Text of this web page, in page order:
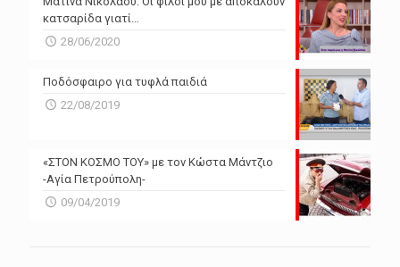
κατσαρίδα γιατί…
28/06/2020
Ποδόσφαιρο για τυφλά παιδιά
22/08/2019
«ΣΤΟΝ ΚΟΣΜΟ ΤΟΥ» με τον Κώστα Μάντζιο
-Αγία Πετρούπολη-
09/04/2019